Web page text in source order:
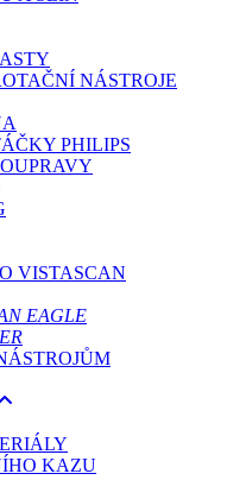
NÁSTROJE
PHILIPS
VISTASCAN
EAGLE
KAZU